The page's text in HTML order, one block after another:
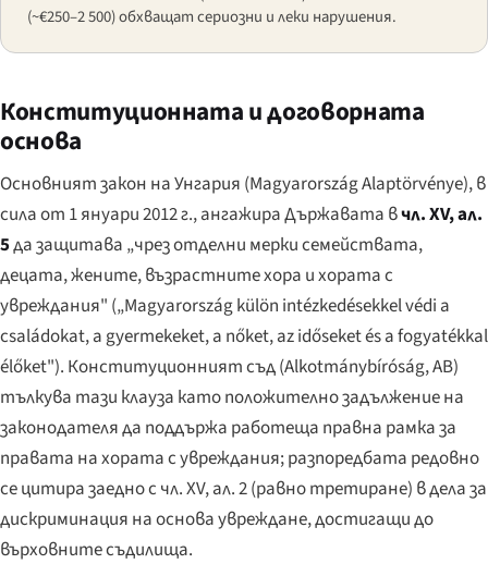
(~€250–2 500) обхващат сериозни и леки нарушения.
Конституционната и договорната
основа
Основният закон на Унгария (Magyarország Alaptörvénye), в
сила от 1 януари 2012 г., ангажира Държавата вчл. XV, ал.
5да защитава „чрез отделни мерки семействата,
децата, жените, възрастните хора и хората с
увреждания" („Magyarország külön intézkedésekkel védi a
családokat, a gyermekeket, a nőket, az időseket és a fogyatékkal
élőket"). Конституционният съд (Alkotmánybíróság, AB)
тълкува тази клауза като положително задължение на
законодателя да поддържа работеща правна рамка за
правата на хората с увреждания; разпоредбата редовно
се цитира заедно с чл. XV, ал. 2 (равно третиране) в дела за
дискриминация на основа увреждане, достигащи до
върховните съдилища.